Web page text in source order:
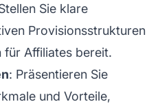
Sie klare
Provisionsstrukturen
für Affiliates bereit.
: Präsentieren Sie
und Vorteile,